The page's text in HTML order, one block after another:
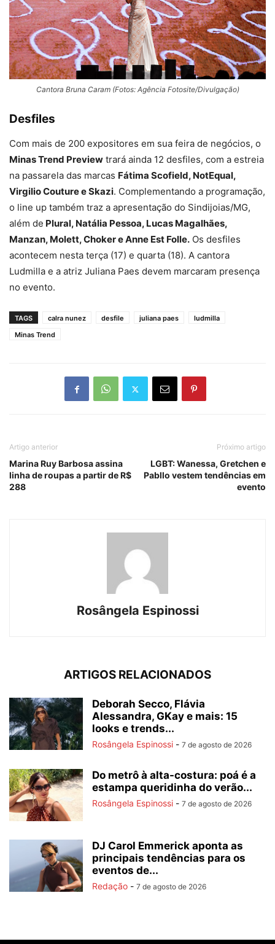
Cantora Bruna Caram (Fotos: Agência Fotosite/Divulgação)
Desfiles
Com mais de 200 expositores em sua feira de negócios, o
Minas Trend Preview trará ainda 12 desfiles, com a estreia
na passarela das marcas Fátima Scofield, NotEqual,
Virgilio Couture e Skazi. Complementando a programação,
o line up também traz a apresentação do Sindijoias/MG,
além de Plural, Natália Pessoa, Lucas Magalhães,
Manzan, Molett, Choker e Anne Est Folle. Os desfiles
acontecem nesta terça (17) e quarta (18). A cantora
Ludmilla e a atriz Juliana Paes devem marcaram presença
no evento.
TAGS calra nunez desfile juliana paes
ludmilla
Minas Trend
Artigo anterior
Marina Ruy Barbosa assina
linha de roupas a partir de R$
288
Próximo artigo
LGBT: Wanessa, Gretchen e
Pabllo vestem tendências em
evento
Rosângela Espinossi
ARTIGOS RELACIONADOS
Deborah Secco, Flávia
Alessandra, GKay e mais: 15
looks e trends...
Rosângela Espinossi - 7 de agosto de 2026
Do metrô à alta-costura: poá é a
estampa queridinha do verão...
Rosângela Espinossi - 7 de agosto de 2026
DJ Carol Emmerick aponta as
principais tendências para os
eventos de...
Redação - 7 de agosto de 2026